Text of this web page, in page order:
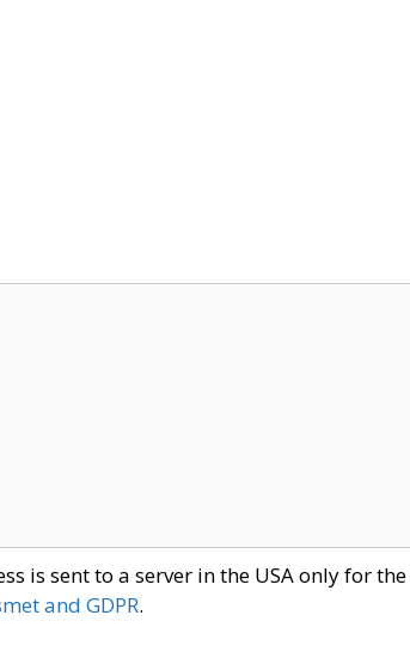
is sent to a server in the USA only for
and GDPR.